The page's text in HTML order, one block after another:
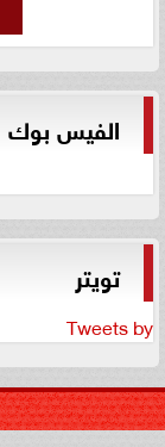
الفيس بوك
تويتر
Tweets by